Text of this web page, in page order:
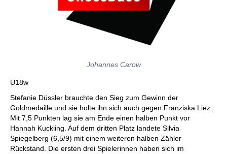
Johannes Carow
U18w
Stefanie Düssler brauchte den Sieg zum Gewinn der
Goldmedaille und sie holte ihn sich auch gegen Franziska Liez.
Mit 7,5 Punkten lag sie am Ende einen halben Punkt vor
Hannah Kuckling. Auf dem dritten Platz landete Silvia
Spiegelberg (6,5/9) mit einem weiteren halben Zähler
Rückstand. Die ersten drei Spielerinnen haben sich im